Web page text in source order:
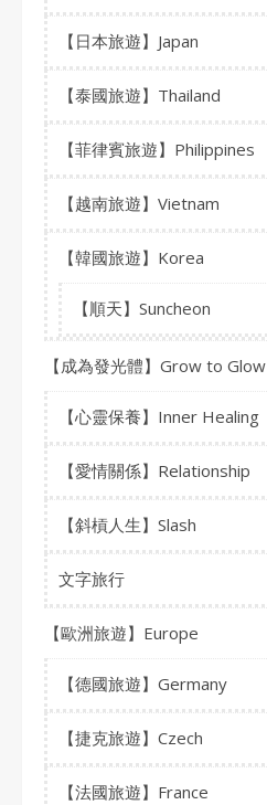
【日本旅遊】Japan
【泰國旅遊】Thailand
【菲律賓旅遊】Philippines
【越南旅遊】Vietnam
【韓國旅遊】Korea
【順天】Suncheon
【成為發光體】Grow to Glow
【心靈保養】Inner Healing
【愛情關係】Relationship
【斜槓人生】Slash
文字旅行
【歐洲旅遊】Europe
【德國旅遊】Germany
【捷克旅遊】Czech
【法國旅遊】France